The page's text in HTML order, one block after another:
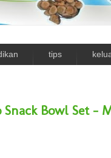
tips
Snack Bowl Set -